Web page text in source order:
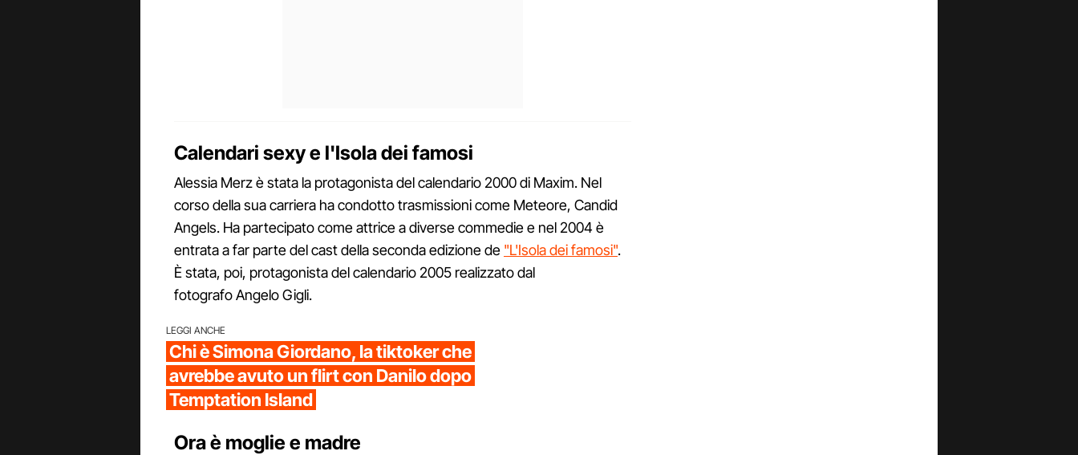
Calendari sexy e l'Isola dei famosi
Alessia Merz è stata la protagonista del calendario 2000 di Maxim. Nel
corso della sua carriera ha condotto trasmissioni come Meteore, Candid
Angels. Ha partecipato come attrice a diverse commedie e nel 2004 è
entrata a far parte del cast della seconda edizione de "L'Isola dei famosi".
È stata, poi, protagonista del calendario 2005 realizzato dal
fotografoAngelo Gigli.
LEGGI ANCHE
Chi è Simona Giordano, la tiktoker che
avrebbe avuto un flirt con Danilo dopo
Temptation Island
Ora è moglie e madre